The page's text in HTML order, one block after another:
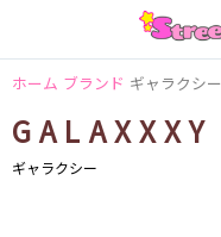
ホーム ブランド ギャラクシー
GALAXXXY
ギャラクシー